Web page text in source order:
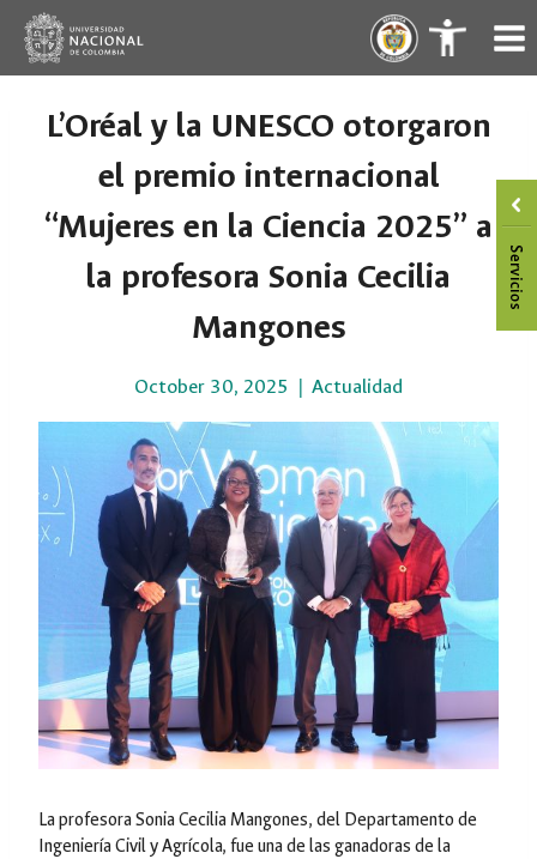
content
. .
L’Oréal y la UNESCO otorgaron
el premio internacional
“Mujeres en la Ciencia 2025” a
la profesora Sonia Cecilia
Mangones
October 30, 2025 Actualidad
La profesora Sonia Cecilia Mangones, del Departamento de
Ingeniería Civil y Agrícola, fue una de las ganadoras de la